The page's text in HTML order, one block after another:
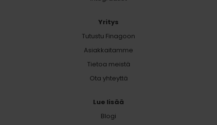
Yritys
Tutustu Finagoon
Asiakkaitamme
Tietoa meistä
Ota yhteyttä
Lue lisää
Blogi